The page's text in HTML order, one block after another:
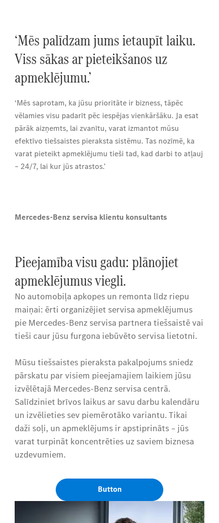
‘Mēs palīdzam jums ietaupīt laiku.
Viss sākas ar pieteikšanos uz
apmeklējumu.’
‘Mēs saprotam, ka jūsu prioritāte ir bizness, tāpēc
vēlamies visu padarīt pēc iespējas vienkāršāku. Ja esat
pārāk aizņemts, lai zvanītu, varat izmantot mūsu
efektīvo tiešsaistes pieraksta sistēmu. Tas nozīmē, ka
varat pieteikt apmeklējumu tieši tad, kad darbi to atļauj
– 24/7, lai kur jūs atrastos.’
Mercedes-Benz servisa klientu konsultants
Pieejamība visu gadu: plānojiet
apmeklējumus viegli.
No automobiļa apkopes un remonta līdz riepu
maiņai: ērti organizējiet servisa apmeklējumus
pie Mercedes-Benz servisa partnera tiešsaistē vai
tieši caur jūsu furgona iebūvēto servisa lietotni.
Mūsu tiešsaistes pieraksta pakalpojums sniedz
pārskatu par visiem pieejamajiem laikiem jūsu
izvēlētajā Mercedes-Benz servisa centrā.
Salīdziniet brīvos laikus ar savu darbu kalendāru
un izvēlieties sev piemērotāko variantu. Tikai
daži soļi, un apmeklējums ir apstiprināts – jūs
varat turpināt koncentrēties uz saviem biznesa
uzdevumiem.
Button